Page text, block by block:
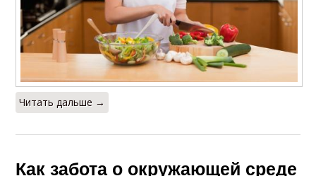
Читать дальше →
Как забота о окружающей среде